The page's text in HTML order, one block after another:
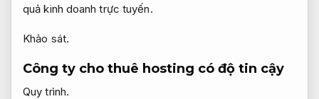
quả kinh doanh trực tuyến.
Khảo sát.
Công ty cho thuê hosting có độ tin cậy
Quy trình.